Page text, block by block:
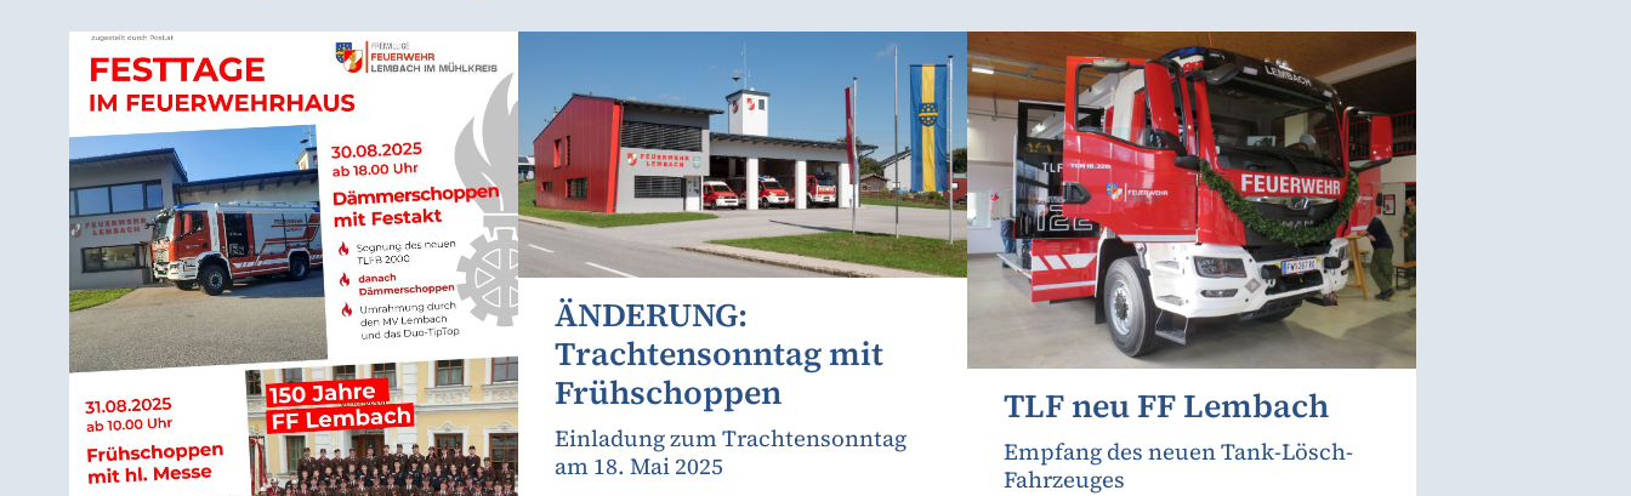
ÄNDERUNG:
Trachtensonntag mit
Frühschoppen
Einladung zum Trachtensonntag
am 18. Mai 2025
TLF neu FF Lembach
Empfang des neuen Tank-Lösch-
Fahrzeuges